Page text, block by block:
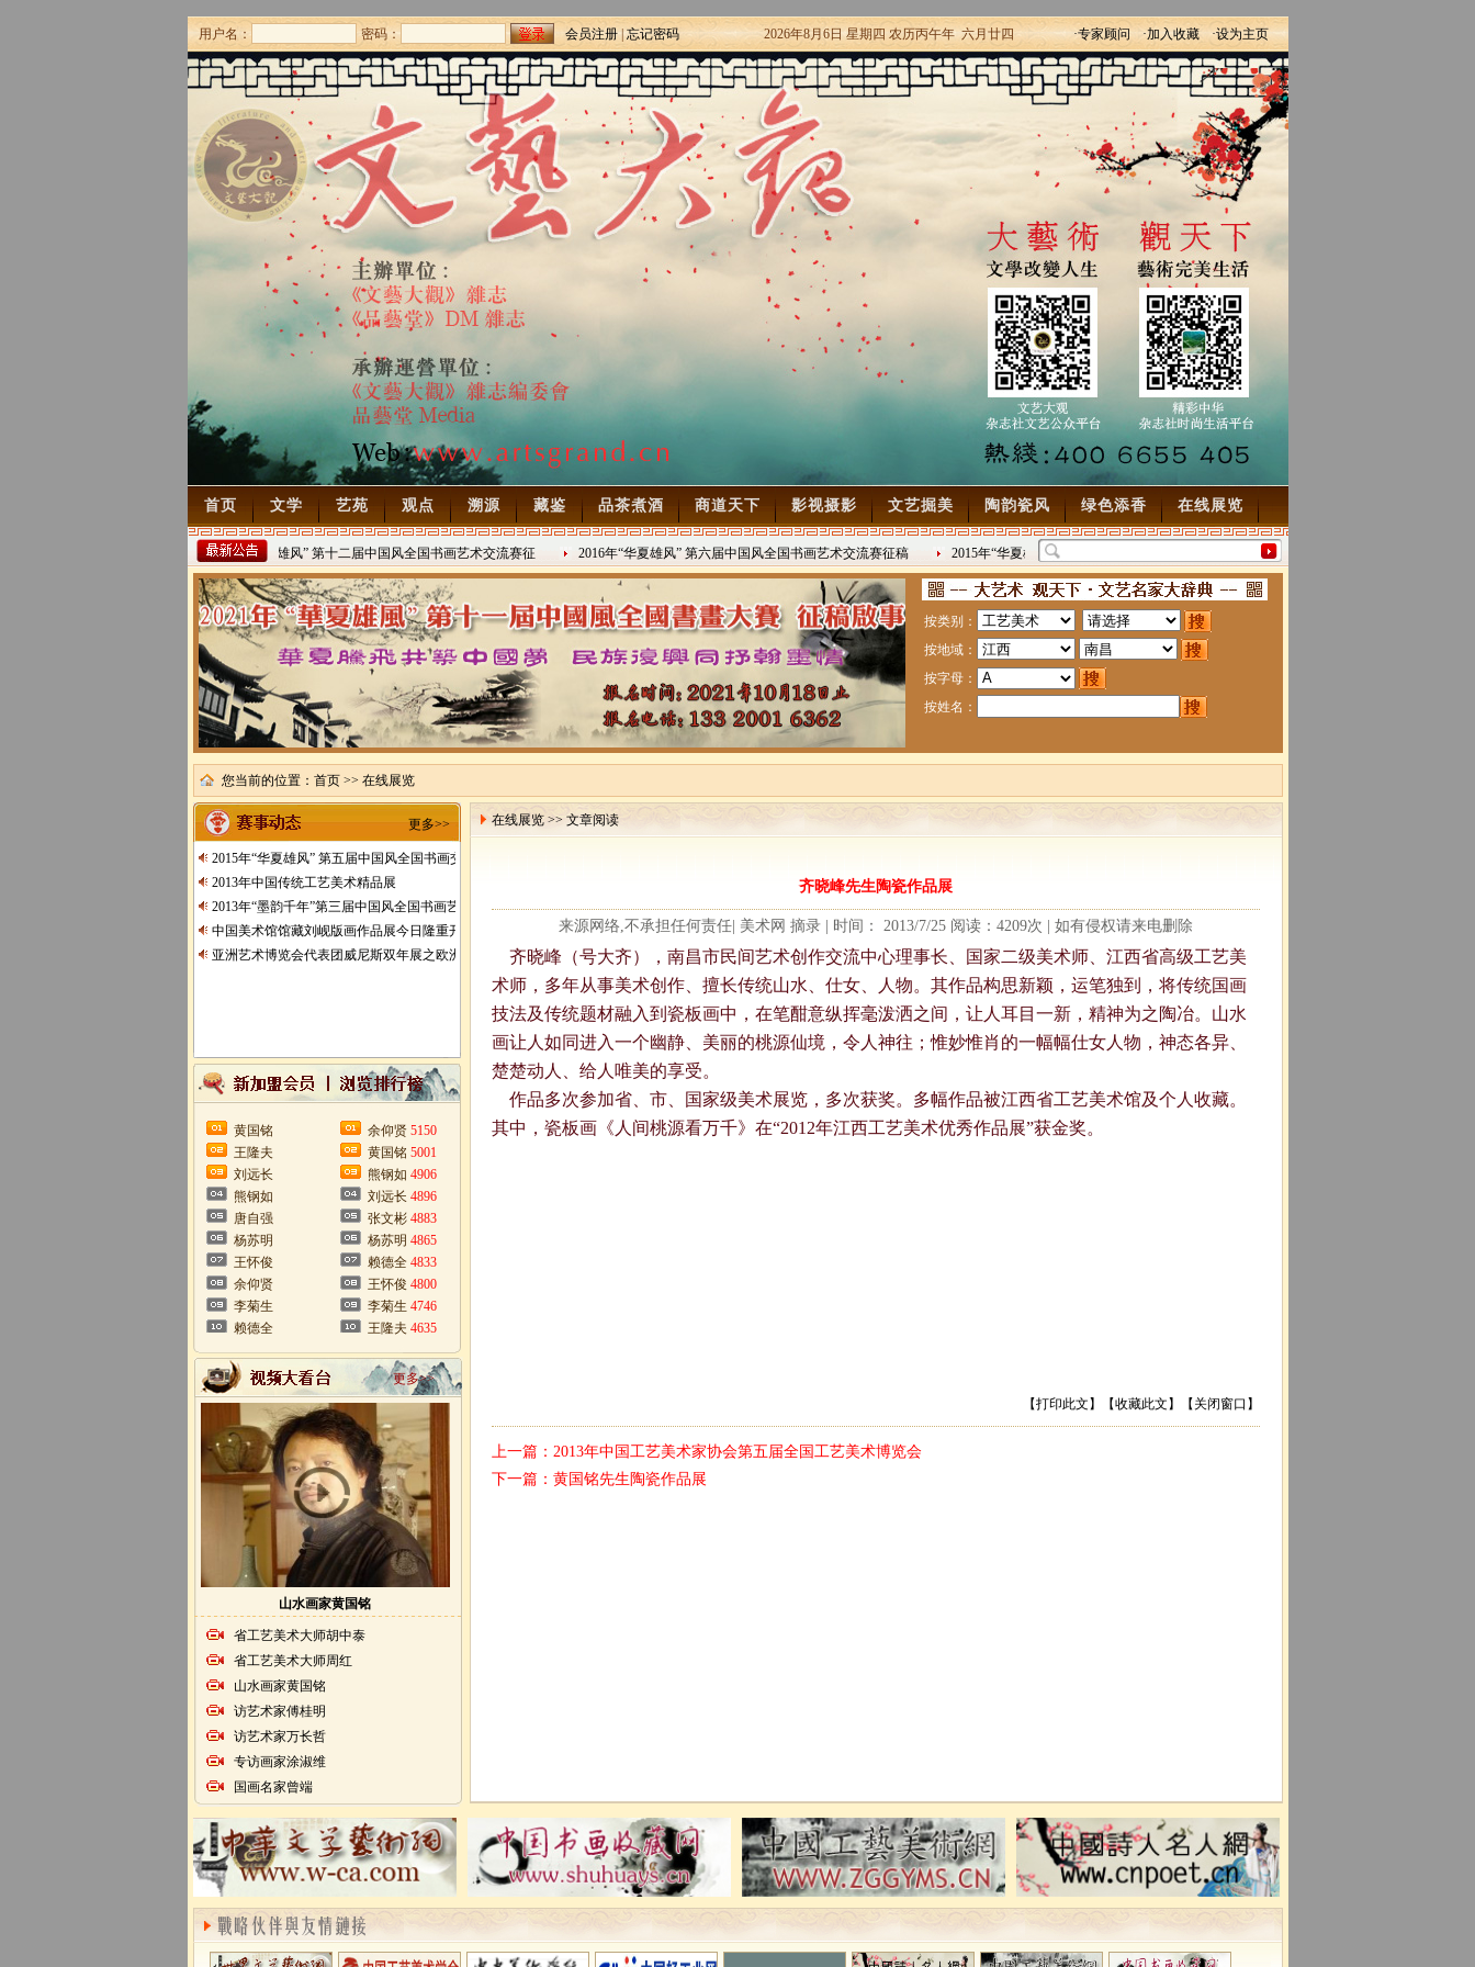
用户名： 密码： 会员注册|忘记密码 2026年8月6日 星期四 农历丙午年 六月廿四 ·专家顾问 ·加入收藏 ·设为主页
首页 文学 艺苑 观点 溯源 藏鉴 品茶煮酒 商道天下 影视摄影 文艺掘美 陶韵瓷风 绿色添香 在线展览
2022年“华夏雄风” 第十二届中国风全国书画艺术交流赛征
2021/8/15
2016年“华夏雄风” 第六届中国风全国书画艺术交流赛征稿
2016/8/27
2015年“华夏雄风” 第五届中国风全国书画交流赛暨纪念抗
日战争胜利70周年书画展7月28日起征稿2015/7/28
图”创作
按类别：
按地域：
按字母：
按姓名：
您当前的位置： 首页>> 在线展览
更多>>
2015年“华夏雄风” 第五届中国风全国书画交流赛暨纪念抗日战争胜利70周年书画展7月28日起征稿
2013年中国传统工艺美术精品展
2013年“墨韵千年”第三届中国风全国书画艺术交流赛征稿
中国美术馆馆藏刘岘版画作品展今日隆重开展
亚洲艺术博览会代表团威尼斯双年展之欧洲行
黄国铭
王隆夫
刘远长
熊钢如
唐自强
杨苏明
王怀俊
余仰贤
李菊生
赖德全
余仰贤 5150
黄国铭 5001
熊钢如 4906
刘远长 4896
张文彬 4883
杨苏明 4865
赖德全 4833
王怀俊 4800
李菊生 4746
王隆夫 4635
更多>>
山水画家黄国铭
省工艺美术大师胡中泰
省工艺美术大师周红
山水画家黄国铭
访艺术家傅桂明
访艺术家万长哲
专访画家涂淑维
国画名家曾端
在线展览 >> 文章阅读
齐晓峰先生陶瓷作品展
来源网络,不承担任何责任| 美术网 摘录 | 时间： 2013/7/25 阅读：4209次 | 如有侵权请来电删除
齐晓峰（号大齐），南昌市民间艺术创作交流中心理事长、国家二级美术师、江西省高级工艺美
术师，多年从事美术创作、擅长传统山水、仕女、人物。其作品构思新颖，运笔独到，将传统国画
技法及传统题材融入到瓷板画中，在笔酣意纵挥毫泼洒之间，让人耳目一新，精神为之陶冶。山水
画让人如同进入一个幽静、美丽的桃源仙境，令人神往；惟妙惟肖的一幅幅仕女人物，神态各异、
楚楚动人、给人唯美的享受。
作品多次参加省、市、国家级美术展览，多次获奖。多幅作品被江西省工艺美术馆及个人收藏。
其中，瓷板画《人间桃源看万千》在“2012年江西工艺美术优秀作品展”获金奖。
【打印此文 】【收藏此文 】【 关闭窗口 】
上一篇： 2013年中国工艺美术家协会第五届全国工艺美术博览会
下一篇： 黄国铭先生陶瓷作品展